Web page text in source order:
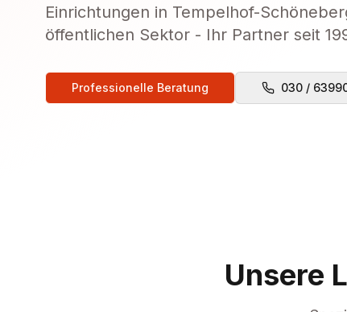
Einrichtungen in Tempelhof-
öffentlichen Sektor - Ihr Partner seit
Professionelle Beratung 030 /
Unsere